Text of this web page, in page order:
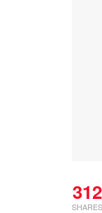
312
SHARES